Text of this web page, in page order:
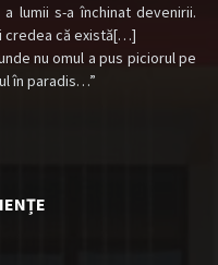
lumii s-a închinat devenirii.
credea că există[…]
nu omul a pus piciorul pe
în paradis…”